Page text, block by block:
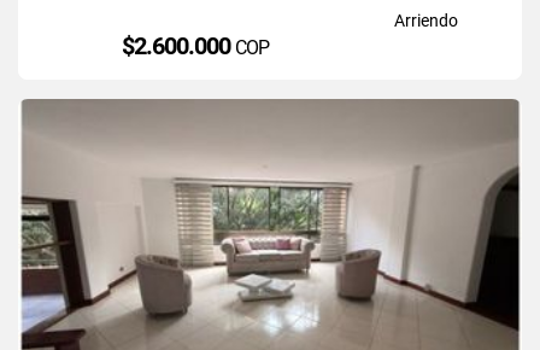
Arriendo
$2.600.000 COP